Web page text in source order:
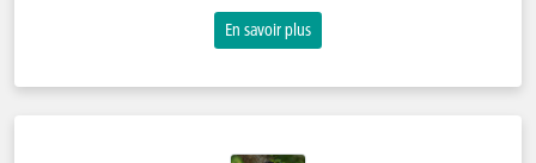
En savoir plus